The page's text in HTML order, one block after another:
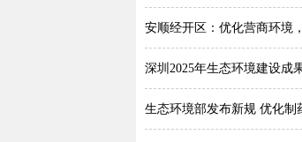
安顺经开区：优化营商环境
深圳2025年生态环境建设成
生态环境部发布新规 优化制